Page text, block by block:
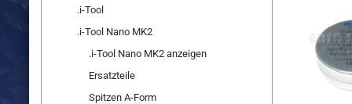
.i-Tool
.i-Tool Nano MK2
.i-Tool Nano MK2 anzeigen
Ersatzteile
Spitzen A-Form